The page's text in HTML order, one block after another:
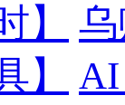
】
】
AI